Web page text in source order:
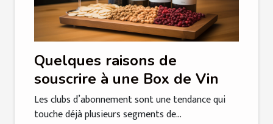
Quelques raisons de
souscrire à une Box de Vin
Les clubs d’abonnement sont une tendance qui
touche déjà plusieurs segments de...